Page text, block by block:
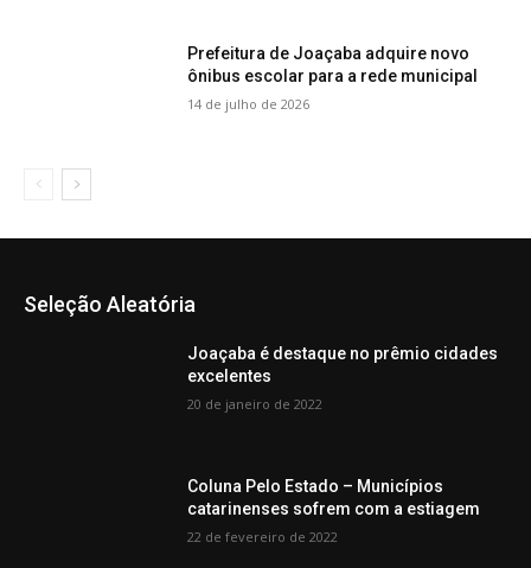
Prefeitura de Joaçaba adquire novo
ônibus escolar para a rede municipal
14 de julho de 2026
Seleção Aleatória
Joaçaba é destaque no prêmio cidades
excelentes
20 de janeiro de 2022
Coluna Pelo Estado – Municípios
catarinenses sofrem com a estiagem
22 de fevereiro de 2022